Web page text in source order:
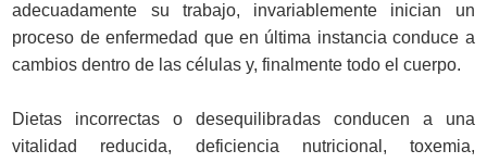
adecuadamente su trabajo, invariablemente inician un
proceso de enfermedad que en última instancia conduce a
cambios dentro de las células y, finalmente todo el cuerpo.
Dietas incorrectas o desequilibradas conducen a una
vitalidad reducida, deficiencia nutricional, toxemia,